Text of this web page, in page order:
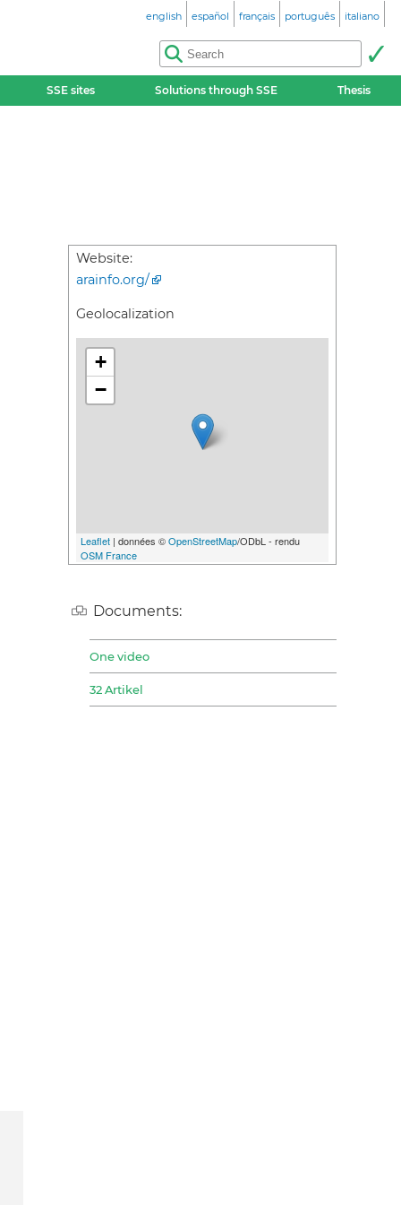
english español français português italiano
SSE sites Solutions through SSE Thesis
Website:
arainfo.org/
Geolocalization
+
−
Leaflet | données ©OpenStreetMap/ODbL - rendu
OSM France
Documents:
One video
32 Artikel